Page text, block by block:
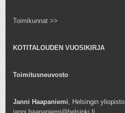
Toimikunnat >>
KOTITALOUDEN VUOSIKIRJA
Toimitusneuvosto
Janni Haapaniemi, Helsingin yliopisto